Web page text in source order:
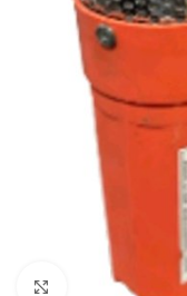
Haga clic para